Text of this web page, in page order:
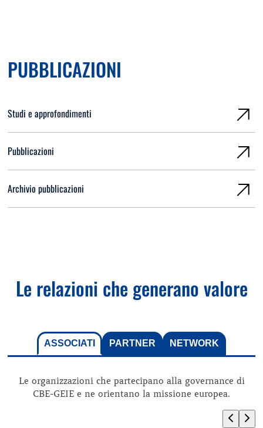
PUBBLICAZIONI
Studi e approfondimenti
Pubblicazioni
Archivio pubblicazioni
Le relazioni che generano valore
ASSOCIATI PARTNER NETWORK
Le organizzazioni che partecipano alla governance di
CBE-GEIE e ne orientano la missione europea.